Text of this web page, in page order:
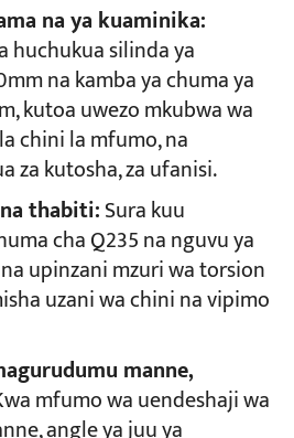
na ya kuaminika:
huchukua silinda ya
na kamba ya chuma ya
kutoa uwezo mkubwa wa
chini la mfumo, na
za kutosha, za ufanisi.
thabiti:Sura kuu
cha Q235 na nguvu ya
upinzani mzuri wa torsion
uzani wa chini na vipimo
manne,
mfumo wa uendeshaji wa
angle ya juu ya